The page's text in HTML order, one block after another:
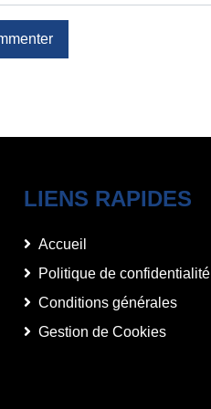
LIENS RAPIDES
Accueil
Politique de confidentialité
Conditions générales
Gestion de Cookies